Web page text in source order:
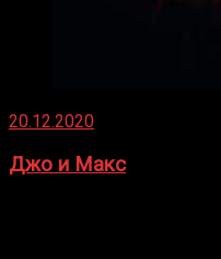
20.12.2020
Джо и Макс